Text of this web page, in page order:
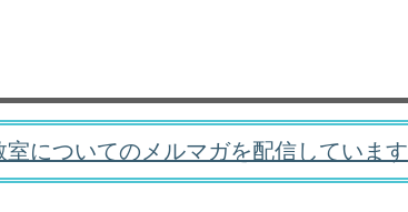
についてのメルマガを配信しています